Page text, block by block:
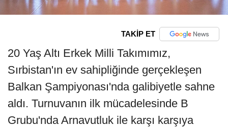
TAKİP ET
20 Yaş Altı Erkek Milli Takımımız,
Sırbistan'ın ev sahipliğinde gerçekleşen
Balkan Şampiyonası'nda galibiyetle sahne
aldı. Turnuvanın ilk mücadelesinde B
Grubu'nda Arnavutluk ile karşı karşıya